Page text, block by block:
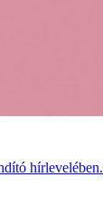
hírlevelében.